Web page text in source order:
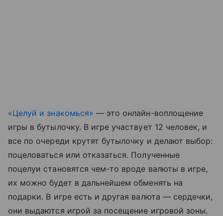
«Целуй и знакомься» — это онлайн-воплощение
игры в бутылочку. В игре участвует 12 человек, и
все по очереди крутят бутылочку и делают выбор:
поцеловаться или отказаться. Полученные
поцелуи становятся чем-то вроде валюты в игре,
их можно будет в дальнейшем обменять на
подарки. В игре есть и другая валюта — сердечки,
они выдаются игрой за посещение игровой зоны.